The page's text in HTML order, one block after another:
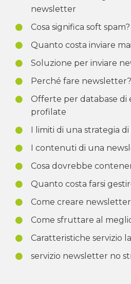
newsletter
Cosa significa soft spam?
Quanto costa inviare
Soluzione per inviare
Perché fare newsletter?
Offerte per database di
profilate
I limiti di una strategia
I contenuti di una
Cosa dovrebbe
Quanto costa farsi
Come creare newsletter
Come sfruttare al
Caratteristiche servizio
servizio newsletter no